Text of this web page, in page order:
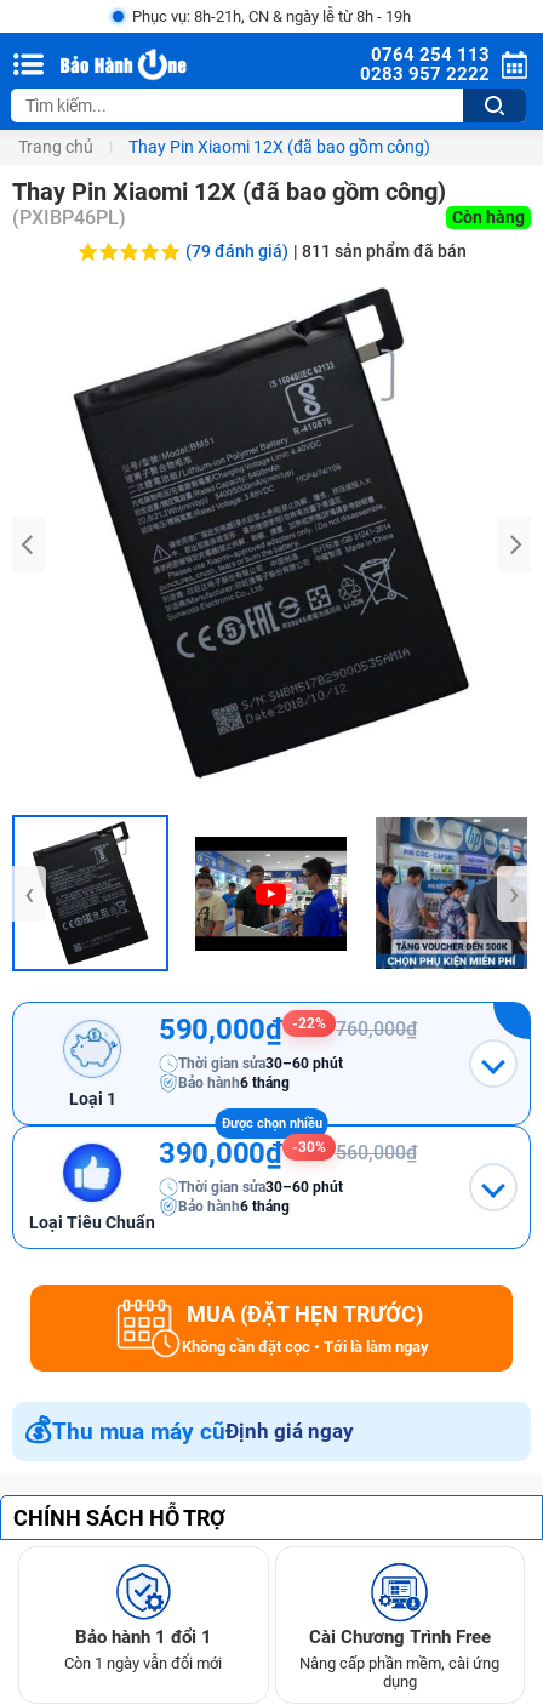
Phục vụ: 8h-21h, CN & ngày lễ từ 8h - 19h
0764 254 113
0283 957 2222
Trang chủ Thay Pin Xiaomi 12X (đã bao gồm công)
Thay Pin Xiaomi 12X (đã bao gồm công)
(PXIBP46PL)
Còn hàng
(79 đánh giá) | 811 sản phẩm đã bán
‹ ›
Loại 1
590,000₫ -22% 760,000₫
Thời gian sửa30–60 phút
Bảo hành6 tháng
Loại Tiêu Chuẩn
390,000₫ -30% 560,000₫
Thời gian sửa30–60 phút
Bảo hành6 tháng
MUA (ĐẶT HẸN TRƯỚC)
Không cần đặt cọc • Tới là làm ngay
💰Thu mua máy cũĐịnh giá ngay
CHÍNH SÁCH HỖ TRỢ
Bảo hành 1 đổi 1
Còn 1 ngày vẫn đổi mới
Cài Chương Trình Free
Nâng cấp phần mềm, cài ứng
dụng